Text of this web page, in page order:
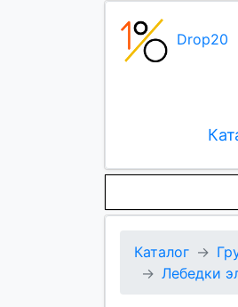
Drop20
Каталог
Лебедки